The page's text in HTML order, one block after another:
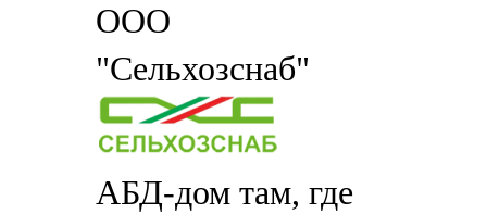
ООО
"Сельхозснаб"
АБД-дом там, где